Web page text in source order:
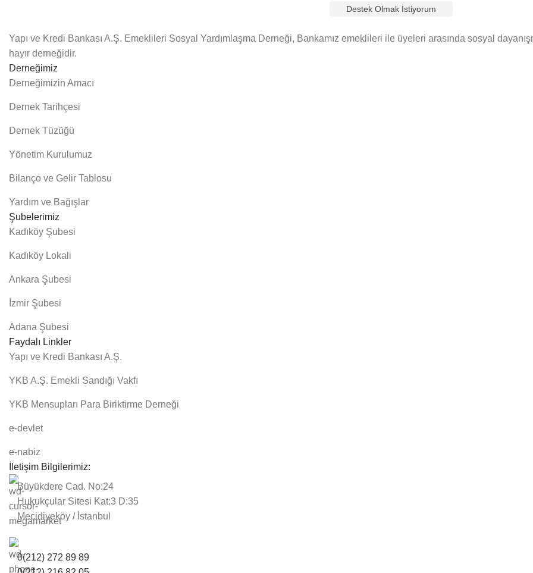
Destek Olmak İstiyorum
Yapı ve Kredi Bankası A.Ş. Emeklileri Sosyal Yardımlaşma Derneği, Bankamız emeklileri ile üyeleri arasında sosyal
hayır derneğidir.
Derneğimiz
Derneğimizin Amacı
Dernek Tarihçesi
Dernek Tüzüğü
Yönetim Kurulumuz
Bilanço ve Gelir Tablosu
Yardım ve Bağışlar
Şubelerimiz
Kadıköy Şubesi
Kadıköy Lokali
Ankara Şubesi
İzmir Şubesi
Adana Şubesi
Faydalı Linkler
Yapı ve Kredi Bankası A.Ş.
YKB A.Ş. Emekli Sandığı Vakfı
YKB Mensupları Para Biriktirme Derneği
e-devlet
e-nabiz
İletişim Bilgilerimiz:
Büyükdere Cad. No:24
Hukukçular Sitesi Kat:3 D:35
Mecidiyeköy / İstanbul
0(212) 272 89 89